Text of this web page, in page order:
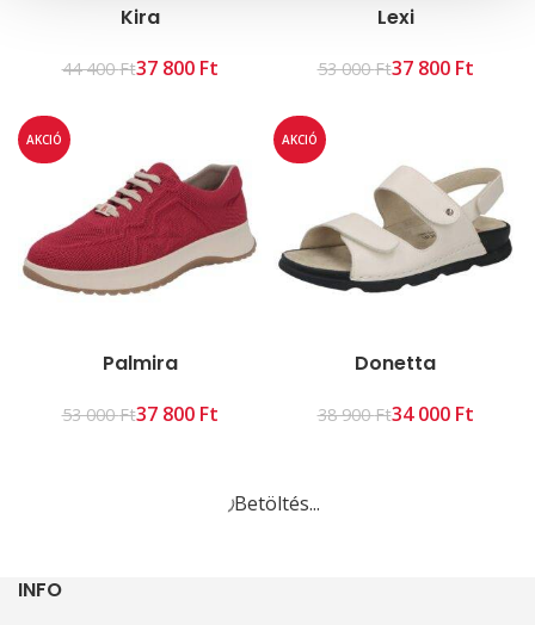
Kira
44 400Ft37 800 Ft
Lexi
53 000Ft37 800 Ft
AKCIÓ
Palmira
53 000Ft37 800 Ft
AKCIÓ
Donetta
38 900Ft34 000 Ft
Betöltés...
INFO